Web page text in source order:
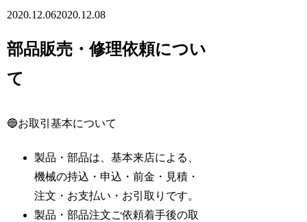
2020.12.062020.12.08
部品販売・修理依頼につい
て
🔵お取引基本について
製品・部品は、基本来店による、
機械の持込・申込・前金・見積・
注文・お支払い・お引取りです。
製品・部品注文ご依頼着手後の取